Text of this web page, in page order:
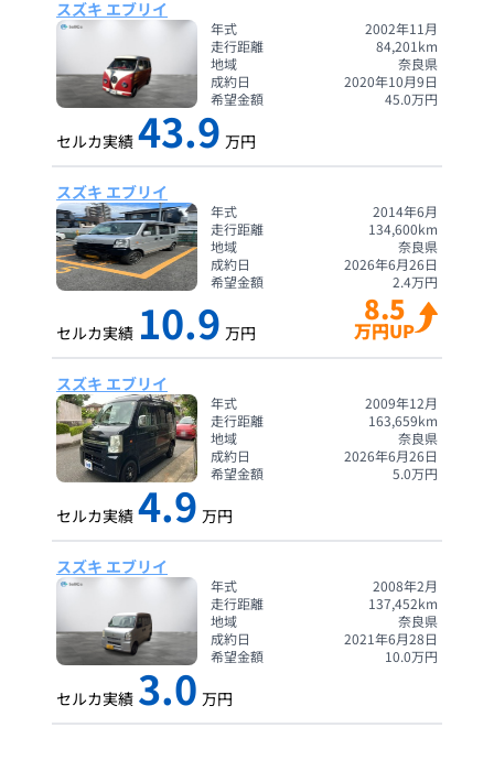
スズキ エブリイ
年式
2002年11月
走行距離
84,201 km
地域
奈良県
成約日
2020年10月9日
希望金額
45.0万円
セルカ実績 43.9 万円
スズキ エブリイ
年式
2014年6月
走行距離
134,600km
地域
奈良県
成約日
2026年6月26日
希望金額
2.4万円
セルカ実績 10.9 万円
8.5
万円UP
スズキ エブリイ
年式
2009年12月
走行距離
163,659km
地域
奈良県
成約日
2026年6月26日
希望金額
5.0万円
セルカ実績 4.9 万円
スズキ エブリイ
年式
2008年2月
走行距離
137,452km
地域
奈良県
成約日
2021年6月28日
希望金額
10.0万円
セルカ実績 3.0 万円